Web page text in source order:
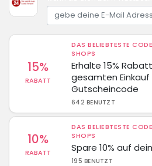
15%
RABATT
DAS BELIEBTESTE
SHOPS
Erhalte 15%
gesamten
Gutscheincode
642 BENUTZT
10%
RABATT
DAS BELIEBTESTE
SHOPS
Spare 10% auf
195 BENUTZT